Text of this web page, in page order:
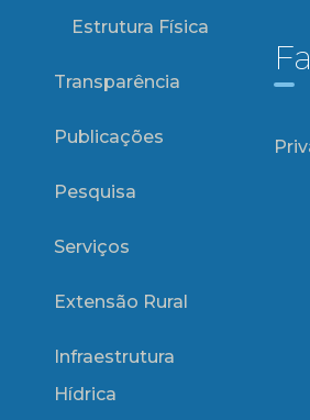
Estrutura Física
Transparência
Publicações
Pesquisa
Serviços
Extensão Rural
Infraestrutura
Hídrica